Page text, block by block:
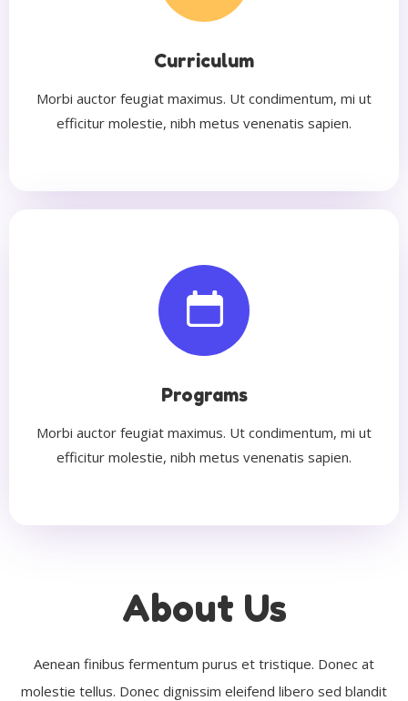
Curriculum
Morbi auctor feugiat maximus. Ut condimentum, mi ut
efficitur molestie, nibh metus venenatis sapien.
Programs
Morbi auctor feugiat maximus. Ut condimentum, mi ut
efficitur molestie, nibh metus venenatis sapien.
About Us
Aenean finibus fermentum purus et tristique. Donec at
molestie tellus. Donec dignissim eleifend libero sed blandit